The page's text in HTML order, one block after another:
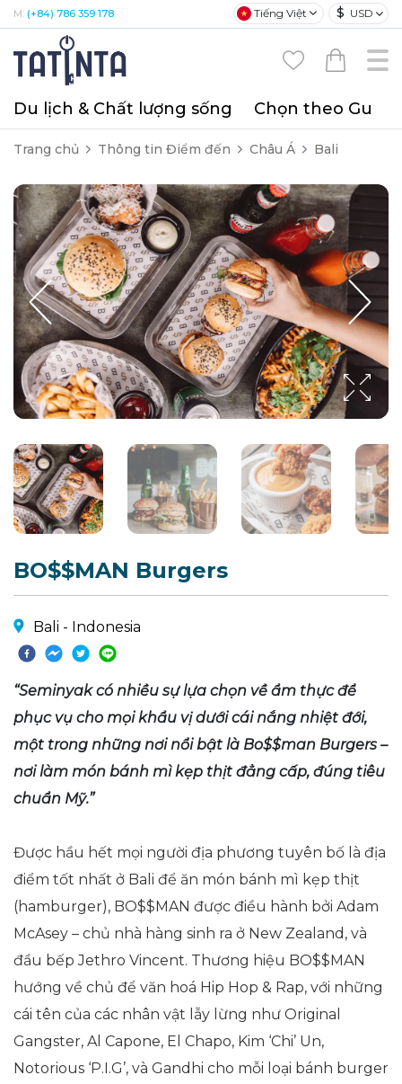
M: (+84) 786 359 178 Tiếng Việt $ USD
Du lịch & Chất lượng sống Chọn theo Gu
Trang chủ Thông tin Điểm đến Châu Á Bali
BO$$MAN Burgers
Bali - Indonesia
“Seminyak có nhiều sự lựa chọn về ẩm thực để
phục vụ cho mọi khẩu vị dưới cái nắng nhiệt đới,
một trong những nơi nổi bật là Bo$$man Burgers –
nơi làm món bánh mì kẹp thịt đẳng cấp, đúng tiêu
chuẩn Mỹ.”
Được hầu hết mọi người địa phương tuyên bố là địa
điểm tốt nhất ở Bali để ăn món bánh mì kẹp thịt
(hamburger), BO$$MAN được điều hành bởi Adam
McAsey – chủ nhà hàng sinh ra ở New Zealand, và
đầu bếp Jethro Vincent. Thương hiệu BO$$MAN
hướng về chủ để văn hoá Hip Hop & Rap, với những
cái tên của các nhân vật lẫy lừng như Original
Gangster, Al Capone, El Chapo, Kim ‘Chi’ Un,
Notorious ‘P.I.G’, và Gandhi cho mỗi loại bánh burger